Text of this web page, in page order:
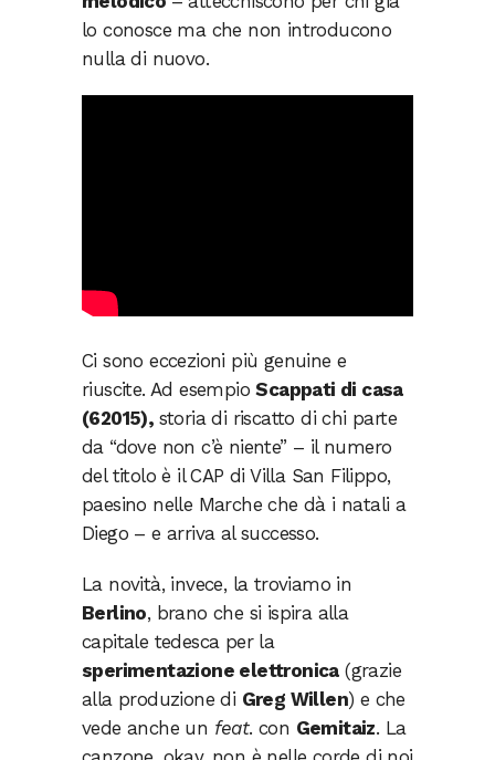
lo conosce ma che non introducono
nulla di nuovo.
Ci sono eccezioni più genuine e
riuscite. Ad esempioScappati di casa
(62015), storia di riscatto di chi parte
da “dove non c’è niente” – il numero
del titolo è il CAP di Villa San Filippo,
paesino nelle Marche che dà i natali a
Diego – e arriva al successo.
La novità, invece, la troviamo in
Berlino, brano che si ispira alla
capitale tedesca per la
sperimentazione elettronica(grazie
alla produzione di Greg Willen) e che
vede anche un feat. con Gemitaiz. La